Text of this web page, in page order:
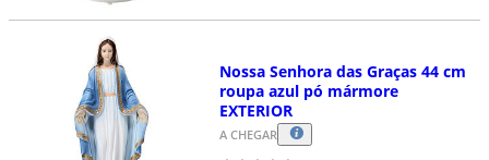
Nossa Senhora das Graças 44 cm
roupa azul pó mármore
EXTERIOR
A CHEGAR